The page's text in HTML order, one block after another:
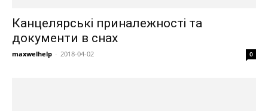
Канцелярські приналежності та
документи в снах
maxwelhelp - 2018-04-02 0